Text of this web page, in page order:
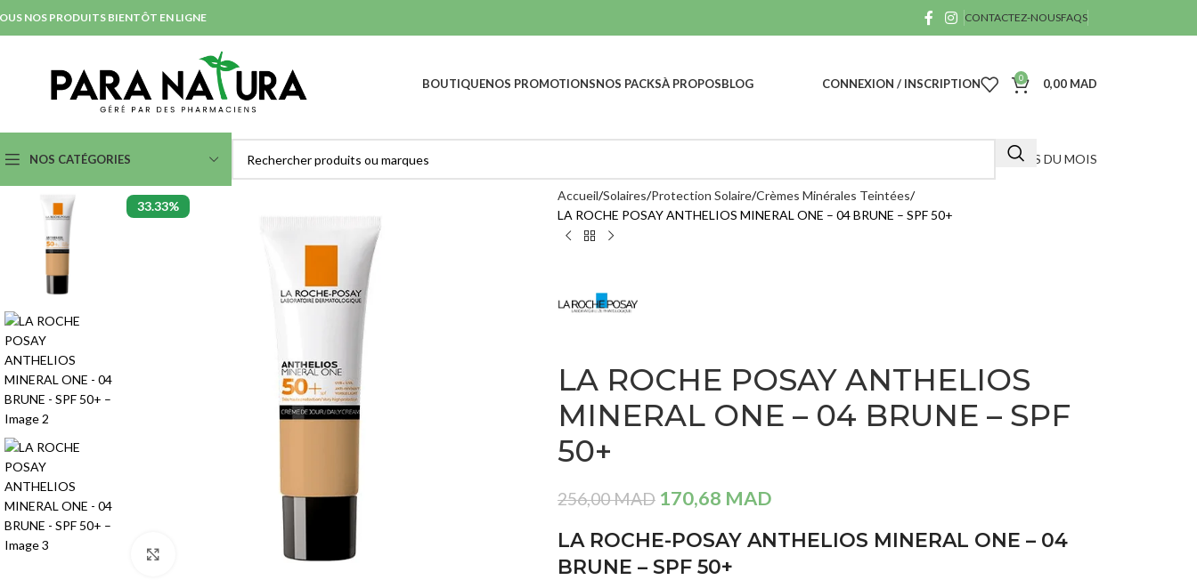
NOS PRODUITS BIENTÔT EN LIGNE CONTACTEZ-NOUSFAQS
BOUTIQUENOS PROMOTIONSNOS PACKSÀ PROPOSBLOG CONNEXION / INSCRIPTION 0 0,00 MAD
NOS CATÉGORIES
SOINS NETTOYANTS &
DÉMAQUILLANTS
Démaquillants Yeux
Laits
Eaux Micellaires
Crèmes et Gels Lavants
Huiles et Mousses Lavantes
Lotions et Toniques
Gommages et Exfoliants
Masques
Cotons, Lingettes et Eponges
SOINS ANTI-IMPERFECTIONS
Nettoyants et Purifiants
Crèmes et Soins Traitants
SOINS ANTI-TACHES &
ECLAIRCISSANTS
Nettoyants
SOINS RÉPARATEURS &
Crèmes et Soins Traitants
CAUDALIE
COFFRET
CAUDALIE
VINOCLEAN
OFFRES DU MOIS
33.33%
Accueil Solaires Protection Solaire Crèmes Minérales Teintées
LA ROCHE POSAY ANTHELIOS MINERAL ONE – 04 BRUNE – SPF 50+
LA ROCHE POSAY ANTHELIOS
MINERAL ONE – 04 BRUNE – SPF
50+
256,00MAD 170,68 MAD
LA ROCHE-POSAY ANTHELIOS MINERAL ONE – 04
BRUNE – SPF 50+